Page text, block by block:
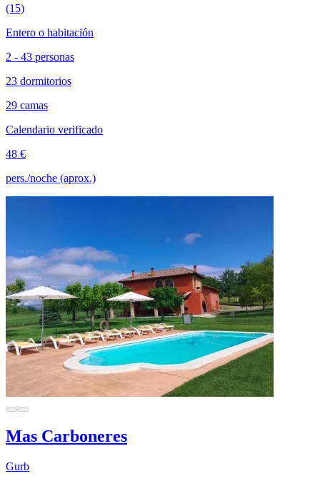
(15)
Entero o habitación
2 - 43 personas
23 dormitorios
29 camas
Calendario verificado
48 €
pers./noche (aprox.)
Mas Carboneres
Gurb